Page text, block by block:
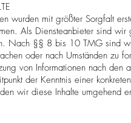
wurden mit größter Sorgfalt
Als Diensteanbieter sind
Nach §§ 8 bis 10 TMG sind
oder nach Umständen zu
von Informationen nach
der Kenntnis einer
wir diese Inhalte umgehend